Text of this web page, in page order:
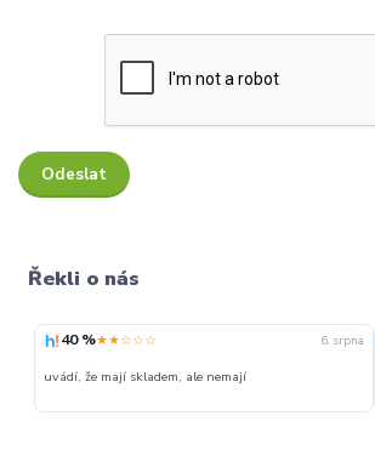
Řekli o nás
40 %★★☆☆☆ 6. srpna
uvádí, že mají skladem, ale nemají